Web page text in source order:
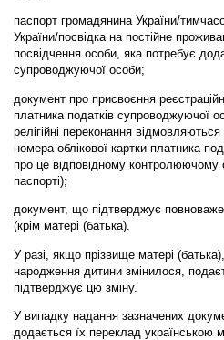
паспорт громадянина України/
України/посвідка на постійне
посвідчення особи, яка потребує
супроводжуючої особи;
документ про присвоєння
платника податків супроводжуючої
релігійні переконання
номера облікової картки платника
про це відповідному контролюючому
паспорті);
документ, що підтверджує
(крім матері (батька).
У разі, якщо прізвище матері
народження дитини змінилося,
підтверджує цю зміну.
У випадку надання зазначених
додається їх переклад українською